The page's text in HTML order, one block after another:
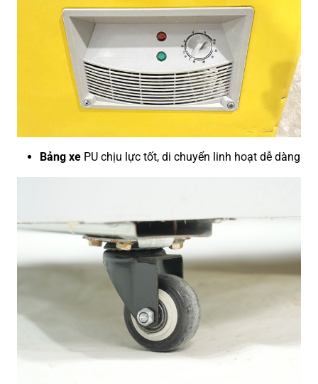
Bảng xe PU chịu lực tốt, di chuyển linh hoạt dễ dàng